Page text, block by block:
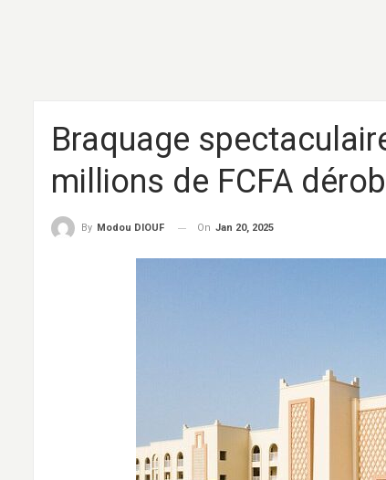
Braquage
millions de FCFA
By Modou DIOUF On Jan 20, 2025